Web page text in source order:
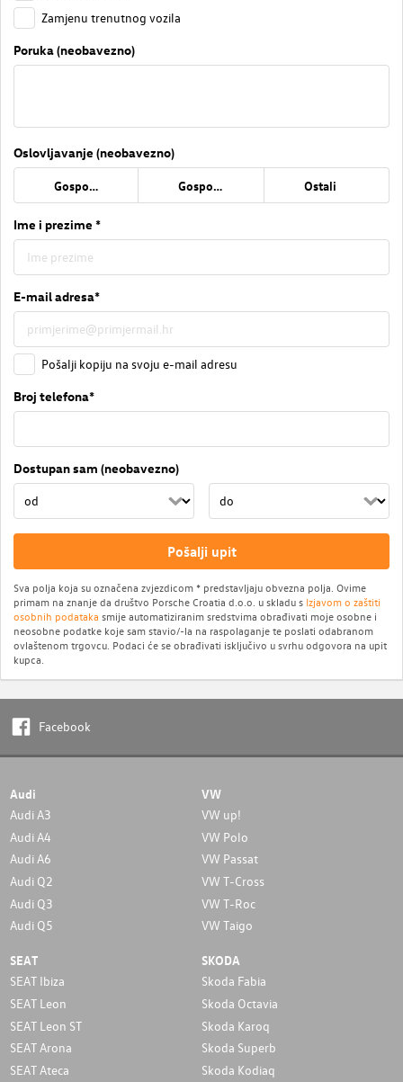
Zamjenu trenutnog vozila
Poruka (neobavezno)
Oslovljavanje (neobavezno)
Gospođa Gospodin Ostali
Ime i prezime *
E-mail adresa*
Pošalji kopiju na svoju e-mail adresu
Broj telefona*
Dostupan sam (neobavezno)
Pošalji upit
Sva polja koja su označena zvjezdicom * predstavljaju obvezna polja. Ovime
primam na znanje da društvo Porsche Croatia d.o.o. u skladu s Izjavom o zaštiti
osobnih podataka smije automatiziranim sredstvima obrađivati moje osobne i
neosobne podatke koje sam stavio/-la na raspolaganje te poslati odabranom
ovlaštenom trgovcu. Podaci će se obrađivati isključivo u svrhu odgovora na upit
kupca.
Facebook
Audi
Audi A3
Audi A4
Audi A6
Audi Q2
Audi Q3
Audi Q5
VW
VW up!
VW Polo
VW Passat
VW T-Cross
VW T-Roc
VW Taigo
SEAT
SEAT Ibiza
SEAT Leon
SEAT Leon ST
SEAT Arona
SEAT Ateca
SKODA
Skoda Fabia
Skoda Octavia
Skoda Karoq
Skoda Superb
Skoda Kodiaq